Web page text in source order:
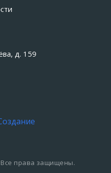
д. 159
Все права защищены.